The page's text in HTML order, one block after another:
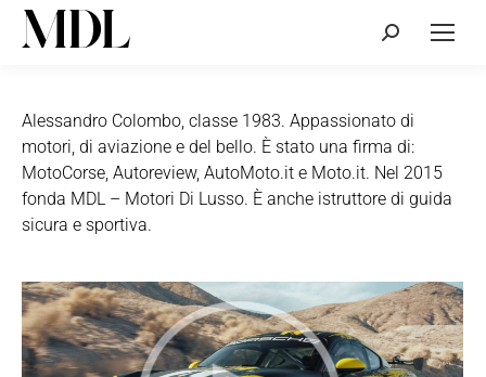
Cerca:
Alessandro Colombo, classe 1983. Appassionato di
motori, di aviazione e del bello. È stato una firma di:
MotoCorse, Autoreview, AutoMoto.it e Moto.it. Nel 2015
fonda MDL – Motori Di Lusso. È anche istruttore di guida
sicura e sportiva.